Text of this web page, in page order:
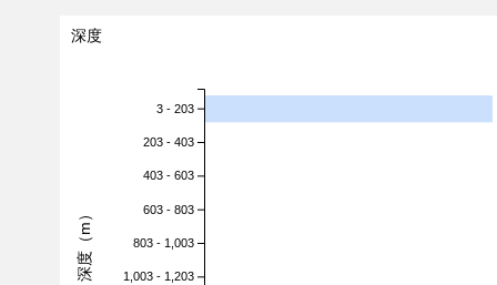
深度
3 - 203
203 - 403
403 - 603
603 - 803
803 - 1,003
1,003 - 1,203
深度（m）